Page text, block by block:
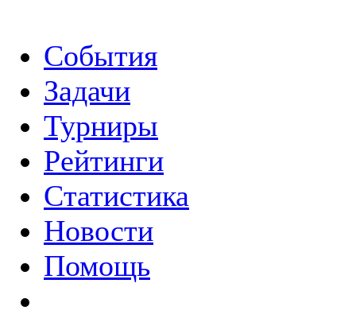
События
Задачи
Турниры
Рейтинги
Статистика
Новости
Помощь